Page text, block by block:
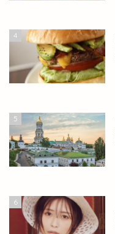
4
5
6